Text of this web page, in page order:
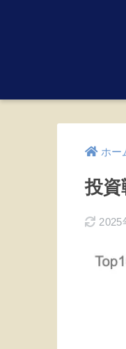
ホー
投資
2025